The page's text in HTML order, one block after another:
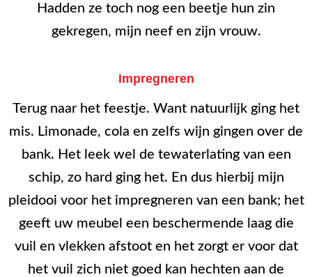
Hadden ze toch nog een beetje hun zin
gekregen, mijn neef en zijn vrouw.
Impregneren
Terug naar het feestje. Want natuurlijk ging het
mis. Limonade, cola en zelfs wijn gingen over de
bank. Het leek wel de tewaterlating van een
schip, zo hard ging het. En dus hierbij mijn
pleidooi voor het impregneren van een bank; het
geeft uw meubel een beschermende laag die
vuil en vlekken afstoot en het zorgt er voor dat
het vuil zich niet goed kan hechten aan de